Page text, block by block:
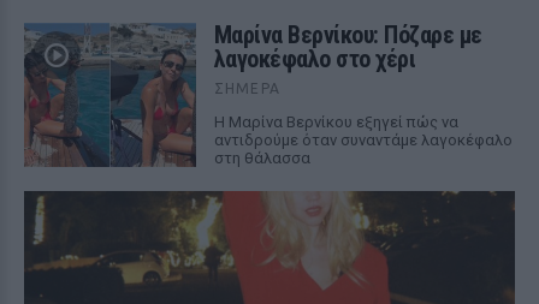
Μαρίνα Βερνίκου: Πόζαρε με
λαγοκέφαλο στο χέρι
ΣΉΜΕΡΑ
Η Μαρίνα Βερνίκου εξηγεί πώς να
αντιδρούμε όταν συναντάμε λαγοκέφαλο
στη θάλασσα